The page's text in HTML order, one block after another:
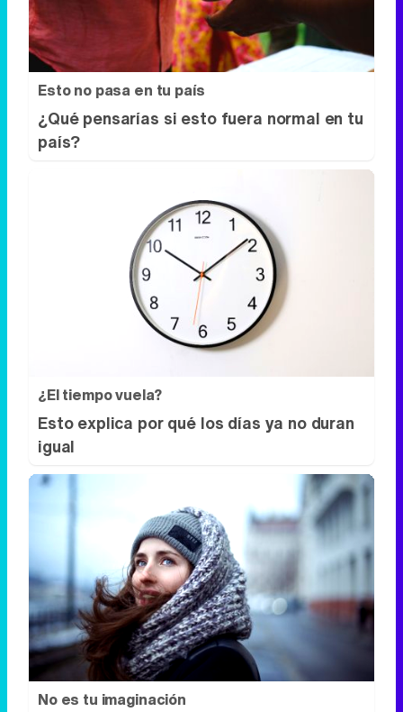
Esto no pasa en tu país
¿Qué pensarías si esto fuera normal en tu
país?
¿El tiempo vuela?
Esto explica por qué los días ya no duran
igual
No es tu imaginación